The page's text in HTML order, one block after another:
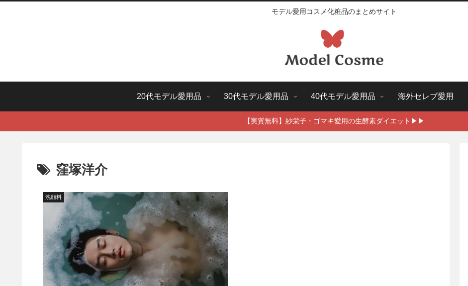
モデル愛用コスメ化粧品のまとめサイト
20代モデル愛用品 30代モデル愛用品 40代モデル愛用品 海外セレブ愛用
【実質無料】紗栄子・ゴマキ愛用の生酵素ダイエット▶▶
窪塚洋介
洗顔料